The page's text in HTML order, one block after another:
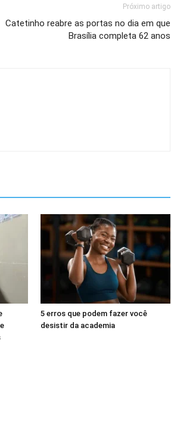
Próximo artigo
Catetinho reabre as portas no dia em que
Brasília completa 62 anos
5 erros que podem fazer você
desistir da academia